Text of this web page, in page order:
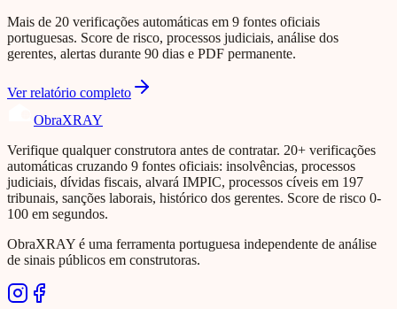
Mais de 20 verificações automáticas em 9 fontes oficiais
portuguesas. Score de risco, processos judiciais, análise dos
gerentes, alertas durante 90 dias e PDF permanente.
Ver relatório completo
ObraXRAY
Verifique qualquer construtora antes de contratar. 20+ verificações
automáticas cruzando 9 fontes oficiais: insolvências, processos
judiciais, dívidas fiscais, alvará IMPIC, processos cíveis em 197
tribunais, sanções laborais, histórico dos gerentes. Score de risco 0-
100 em segundos.
ObraXRAY é uma ferramenta portuguesa independente de análise
de sinais públicos em construtoras.